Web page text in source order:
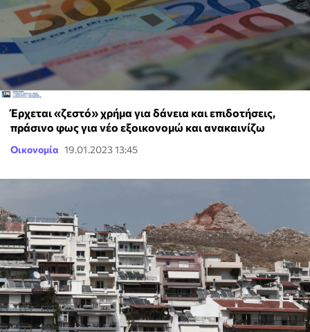
Έρχεται «ζεστό» χρήμα για δάνεια και επιδοτήσεις,
πράσινο φως για νέο εξοικονομώ και ανακαινίζω
Οικονομία 19.01.2023 13:45